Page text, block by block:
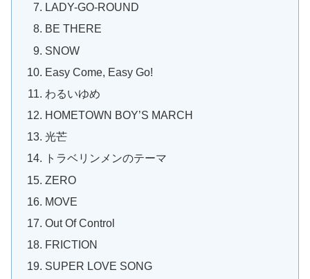
LADY-GO-ROUND
BE THERE
SNOW
Easy Come, Easy Go!
わるいゆめ
HOMETOWN BOY’S MARCH
光芒
トラベリンメンのテーマ
ZERO
MOVE
Out Of Control
FRICTION
SUPER LOVE SONG